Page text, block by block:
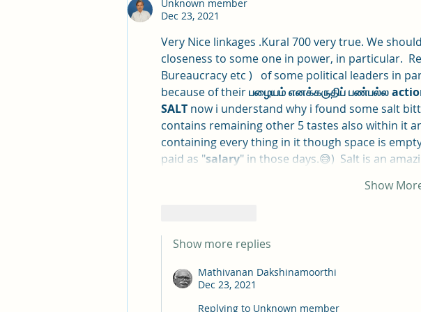
Unknown member
Dec 23, 2021
Very Nice linkages .Kural 700 very true. We
closeness to some one in power, in particular.
Bureaucracy etc )   of some political leaders in
because of their பழையம் எனக்கருதிப் பண்பல்ல
SALT now i understand why i found some salt
contains remaining other 5 tastes also within it
containing every thing in it though space is
paid as "salary" in those days.😅)  Salt is an
Show
Show more replies
Mathivanan Dakshinamoorthi
Dec 23, 2021
Replying to Unknown member